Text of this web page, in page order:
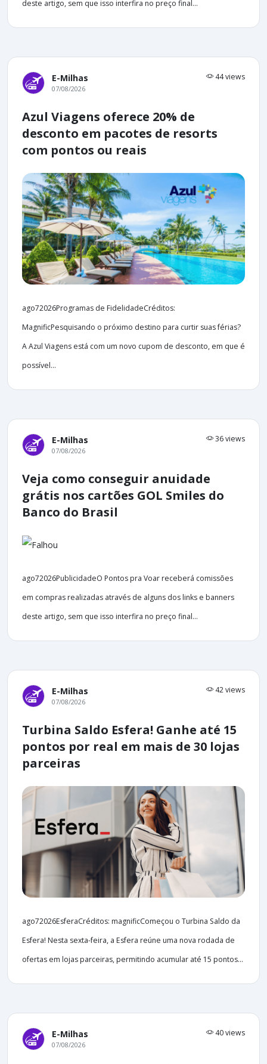
deste artigo, sem que isso interfira no preço final...
E-Milhas 44 views
07/08/2026
Azul Viagens oferece 20% de
desconto em pacotes de resorts
com pontos ou reais
ago72026Programas de FidelidadeCréditos:
MagnificPesquisando o próximo destino para curtir suas férias?
A Azul Viagens está com um novo cupom de desconto, em que é
possível...
E-Milhas 36 views
07/08/2026
Veja como conseguir anuidade
grátis nos cartões GOL Smiles do
Banco do Brasil
ago72026PublicidadeO Pontos pra Voar receberá comissões
em compras realizadas através de alguns dos links e banners
deste artigo, sem que isso interfira no preço final...
E-Milhas 42 views
07/08/2026
Turbina Saldo Esfera! Ganhe até 15
pontos por real em mais de 30 lojas
parceiras
ago72026EsferaCréditos: magnificComeçou o Turbina Saldo da
Esfera! Nesta sexta-feira, a Esfera reúne uma nova rodada de
ofertas em lojas parceiras, permitindo acumular até 15 pontos...
E-Milhas 40 views
07/08/2026